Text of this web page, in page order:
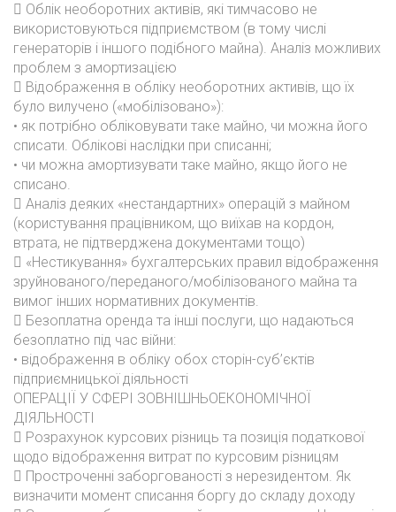
 Облік необоротних активів, які тимчасово не
використовуються підприємством (в тому числі
генераторів і іншого подібного майна). Аналіз можливих
проблем з амортизацією
 Відображення в обліку необоротних активів, що їх
було вилучено («мобілізовано»):
• як потрібно обліковувати таке майно, чи можна його
списати. Облікові наслідки при списанні;
• чи можна амортизувати таке майно, якщо його не
списано.
 Аналіз деяких «нестандартних» операцій з майном
(користування працівником, що виїхав на кордон,
втрата, не підтверджена документами тощо)
 «Нестикування» бухгалтерських правил відображення
зруйнованого/переданого/мобілізованого майна та
вимог інших нормативних документів.
 Безоплатна оренда та інші послуги, що надаються
безоплатно під час війни:
• відображення в обліку обох сторін-суб’єктів
підприємницької діяльності
ОПЕРАЦІЇ У СФЕРІ ЗОВНІШНЬОЕКОНОМІЧНОЇ
ДІЯЛЬНОСТІ
 Розрахунок курсових різниць та позиція податкової
щодо відображення витрат по курсовим різницям
 Простроченні заборгованості з нерезидентом. Як
визначити момент списання боргу до складу доходу